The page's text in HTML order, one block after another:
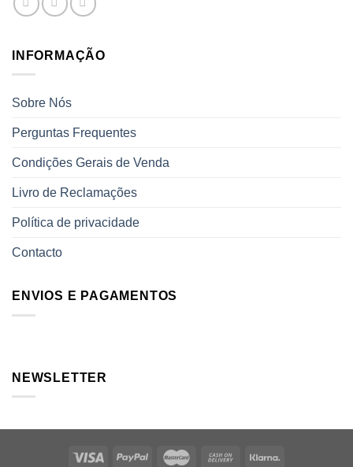
INFORMAÇÃO
Sobre Nós
Perguntas Frequentes
Condições Gerais de Venda
Livro de Reclamações
Política de privacidade
Contacto
ENVIOS E PAGAMENTOS
NEWSLETTER